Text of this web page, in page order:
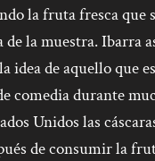
la fruta fresca que
la muestra. Ibarra
idea de aquello que
comedia durante
Unidos las
de consumir la